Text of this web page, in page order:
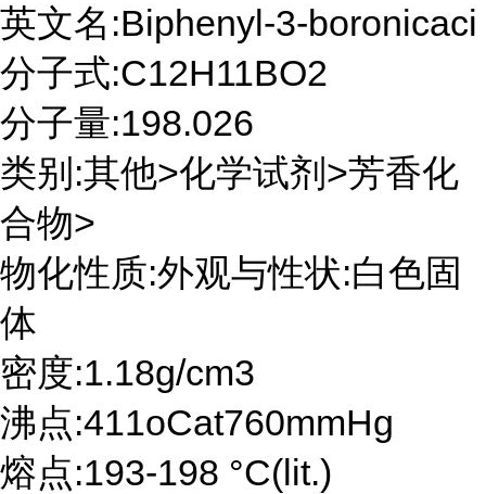
英文名:Biphenyl-3-boronicaci
分子式:C12H11BO2
分子量:198.026
类别:其他>化学试剂>芳香化
合物>
物化性质:外观与性状:白色固
体
密度:1.18g/cm3
沸点:411oCat760mmHg
熔点:193-198 °C(lit.)